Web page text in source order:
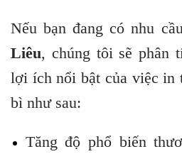
Nếu bạn đang có nhu cầu
Liêu, chúng tôi sẽ phân
lợi ích nổi bật của việc in
bì như sau:
Tăng độ phổ biến